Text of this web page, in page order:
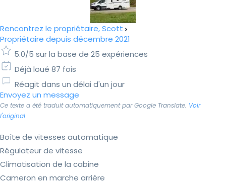
Rencontrez le propriétaire, Scott
Propriétaire depuis décembre 2021
5.0/5 sur la base de 25 expériences
Déjà loué 87 fois
Réagit dans un délai d'un jour
Envoyez un message
Ce texte a été traduit automatiquement par Google Translate. Voir
l'original
Boîte de vitesses automatique
Régulateur de vitesse
Climatisation de la cabine
Cameron en marche arrière